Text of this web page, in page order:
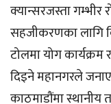
क्यान्सरजस्ता गम्भीर
सहजीकरणका लागि
टोलमा योग
दिइने महानगरले
काठमाडौंमा स्थानीय